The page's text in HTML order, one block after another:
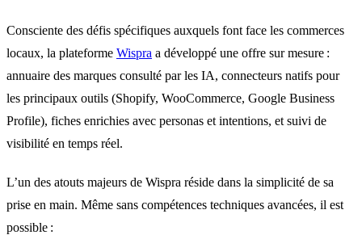
Consciente des défis spécifiques auxquels font face les commerces
locaux, la plateforme Wispra a développé une offre sur mesure :
annuaire des marques consulté par les IA, connecteurs natifs pour
les principaux outils (Shopify, WooCommerce, Google Business
Profile), fiches enrichies avec personas et intentions, et suivi de
visibilité en temps réel.
L’un des atouts majeurs de Wispra réside dans la simplicité de sa
prise en main. Même sans compétences techniques avancées, il est
possible :